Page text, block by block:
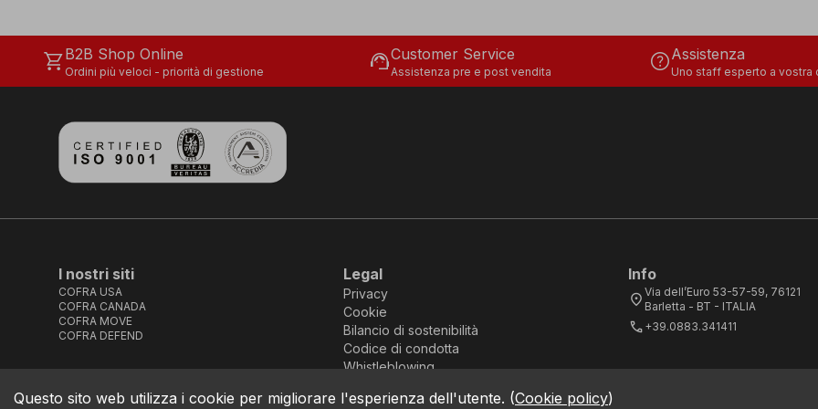
shopping_cartB2B Shop Online
Ordini più veloci - priorità di gestione support_agentCustomer Service
Assistenza pre e post vendita helpAssistenza
Uno staff esperto a vostra
I nostri siti
COFRA USA
COFRA CANADA
COFRA MOVE
COFRA DEFEND
Legal
Privacy
Cookie
Bilancio di sostenibilità
Codice di condotta
Whistleblowing
Info
location_on Via dell’Euro 53-57-59, 76121
Barletta - BT - ITALIA
call +39.0883.341411
COFRA S.r.l. Partita Iva IT02850580727
Questo sito web utilizza i cookie per migliorare l'esperienza dell'utente. (Cookie policy)